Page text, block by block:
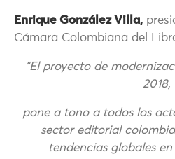
Enrique González Villa,
Cámara Colombiana del
“El proyecto de
2018,
pone a tono a todos los
sector editorial
tendencias globales